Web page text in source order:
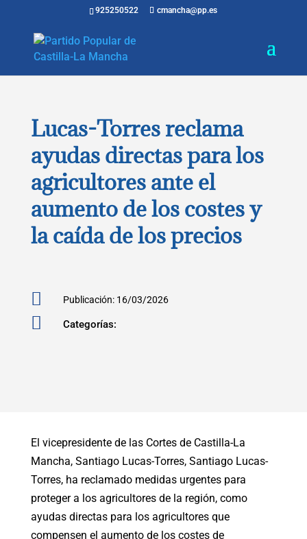
925250522 cmancha@pp.es
Lucas-Torres reclama
ayudas directas para los
agricultores ante el
aumento de los costes y
la caída de los precios
 Publicación: 16/03/2026
 Categorías:
El vicepresidente de las Cortes de Castilla-La
Mancha, Santiago Lucas-Torres, Santiago Lucas-
Torres, ha reclamado medidas urgentes para
proteger a los agricultores de la región, como
ayudas directas para los agricultores que
compensen el aumento de los costes de